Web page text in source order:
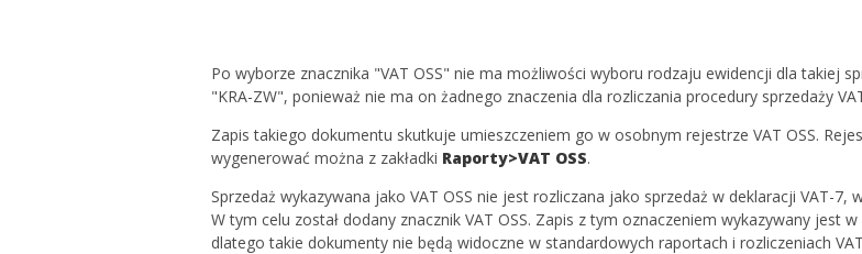
Po wyborze znacznika "VAT OSS" nie ma możliwości wyboru rodzaju ewidencji dla takiej
"KRA-ZW", ponieważ nie ma on żadnego znaczenia dla rozliczania procedury sprzedaży
Zapis takiego dokumentu skutkuje umieszczeniem go w osobnym rejestrze VAT OSS.
wygenerować można z zakładki Raporty>VAT OSS.
Sprzedaż wykazywana jako VAT OSS nie jest rozliczana jako sprzedaż w deklaracji VAT-7,
W tym celu został dodany znacznik VAT OSS. Zapis z tym oznaczeniem wykazywany jest
dlatego takie dokumenty nie będą widoczne w standardowych raportach i rozliczeniach